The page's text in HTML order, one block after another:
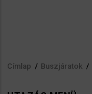
Morzsa
Címlap / Buszjáratok /